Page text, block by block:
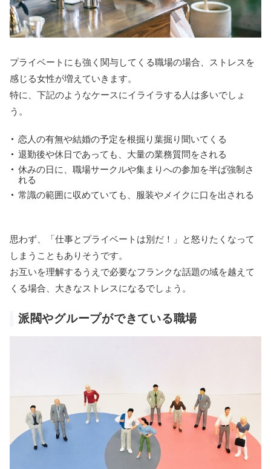
プライベートにも強く関与してくる職場の場合、ストレスを
感じる女性が増えていきます。
特に、下記のようなケースにイライラする人は多いでしょ
う。
恋人の有無や結婚の予定を根掘り葉掘り聞いてくる
退勤後や休日であっても、大量の業務質問をされる
休みの日に、職場サークルや集まりへの参加を半ば強制さ
れる
常識の範囲に収めていても、服装やメイクに口を出される
思わず、「仕事とプライベートは別だ！」と怒りたくなって
しまうこともありそうです。
お互いを理解するうえで必要なフランクな話題の域を越えて
くる場合、大きなストレスになるでしょう。
派閥やグループができている職場